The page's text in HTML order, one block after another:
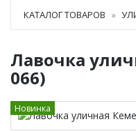
КАТАЛОГ ТОВАРОВ
Лавочка
066)
Новинка